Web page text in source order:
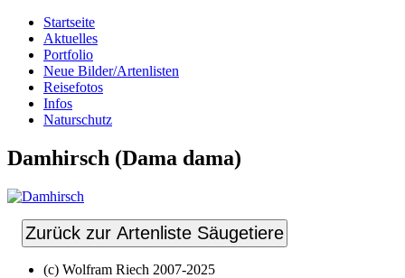
Startseite
Aktuelles
Portfolio
Neue Bilder/Artenlisten
Reisefotos
Infos
Naturschutz
Damhirsch (Dama dama)
Zurück zur Artenliste Säugetiere
(c) Wolfram Riech 2007-2025